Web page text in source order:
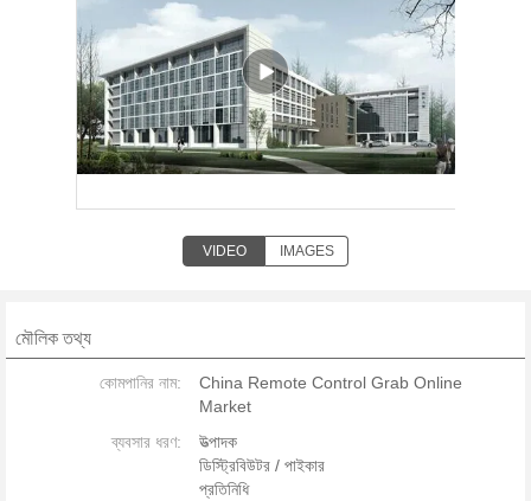
VIDEO IMAGES
মৌলিক তথ্য
কোমপানির নাম:
China Remote Control Grab Online
Market
ব্যবসার ধরণ:
উত্পাদক
ডিস্ট্রিবিউটর / পাইকার
প্রতিনিধি